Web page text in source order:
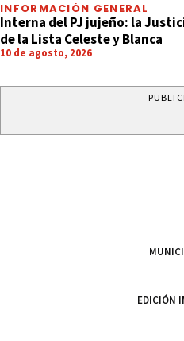
INFORMACIÓN GENERAL
Interna del PJ jujeño: la
de la Lista Celeste y Blanca
10 de agosto, 2026
EDICIÓN